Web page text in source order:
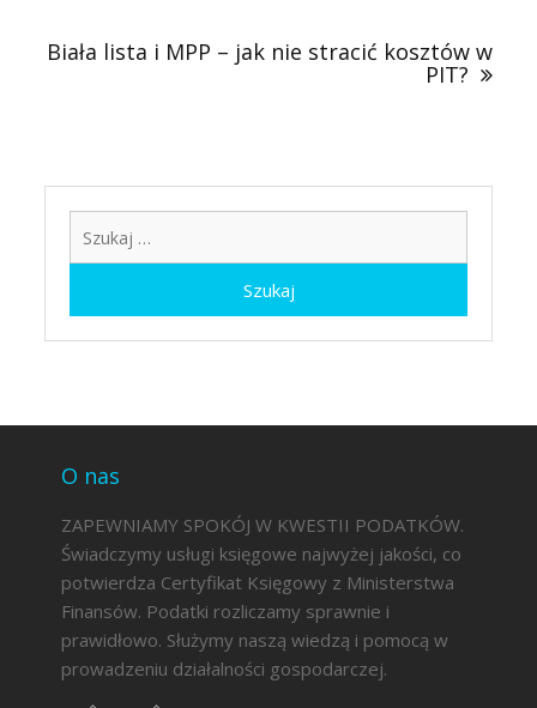
Biała lista i MPP – jak nie stracić kosztów w
PIT?
O nas
ZAPEWNIAMY SPOKÓJ W KWESTII PODATKÓW.
Świadczymy usługi księgowe najwyżej jakości, co
potwierdza Certyfikat Księgowy z Ministerstwa
Finansów. Podatki rozliczamy sprawnie i
prawidłowo. Służymy naszą wiedzą i pomocą w
prowadzeniu działalności gospodarczej.